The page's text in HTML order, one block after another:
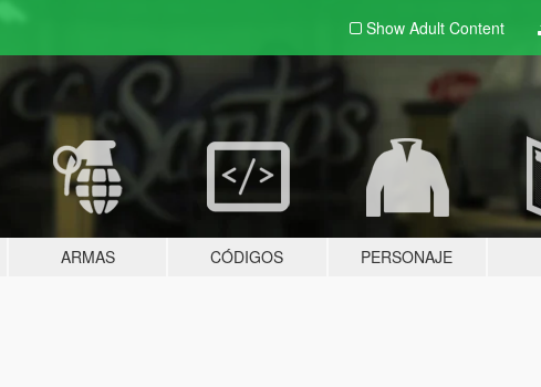
Show Adult Content
ARMAS CÓDIGOS PERSONAJE